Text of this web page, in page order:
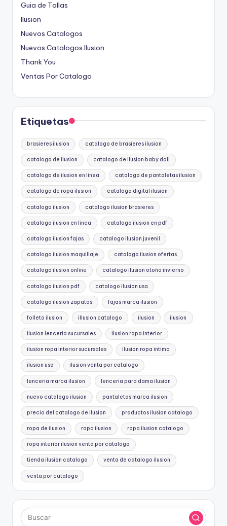
Guia de Tallas
Ilusion
Nuevos Catalogos
Nuevos Catalogos Ilusion
Thank You
Ventas Por Catalogo
Etiquetas
brasieres ilusion catalogo de brasieres ilusion
catalogo de ilusion catalogo de ilusion baby doll
catalogo de ilusion en linea catalogo de pantaletas ilusion
catalogo de ropa ilusion catalogo digital ilusion
catalogo ilusion catalogo ilusion brasieres
catalogo ilusion en linea catalogo ilusion en pdf
catalogo ilusion fajas catalogo ilusion juvenil
catalogo ilusion maquillaje catalogo ilusion ofertas
catalogo ilusion online catalogo ilusion otoño invierno
catalogo ilusion pdf catalogo ilusion usa
catalogo ilusion zapatos fajas marca ilusion
folleto ilusion illusion catalogo ilusion ilusion
ilusion lenceria sucursales ilusion ropa interior
ilusion ropa interior sucursales ilusion ropa intima
ilusion usa ilusion venta por catalogo
lenceria marca ilusion lenceria para dama ilusion
nuevo catalogo ilusion pantaletas marca ilusion
precio del catalogo de ilusion productos ilusion catalogo
ropa de ilusion ropa ilusion ropa ilusion catalogo
ropa interior ilusion venta por catalogo
tienda ilusion catalogo venta de catalogo ilusion
venta por catalogo